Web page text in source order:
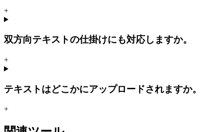
+
双方向テキストの仕掛けにも対応しますか。
+
テキストはどこかにアップロードされますか。
+